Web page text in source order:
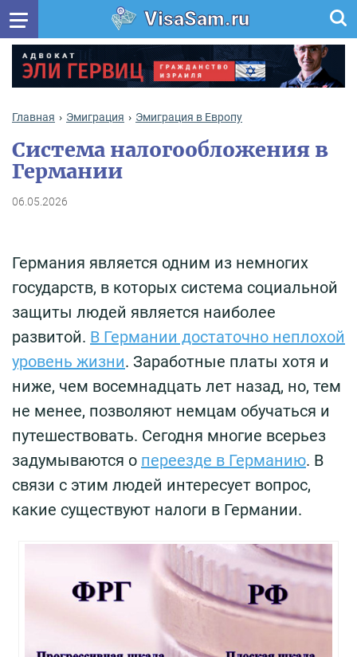
VisaSam.ru
Главная Эмиграция Эмиграция в Европу
Система налогообложения в
Германии
06.05.2026
Германия является одним из немногих
государств, в которых система социальной
защиты людей является наиболее
развитой. В Германии достаточно неплохой
уровень жизни. Заработные платы хотя и
ниже, чем восемнадцать лет назад, но, тем
не менее, позволяют немцам обучаться и
путешествовать. Сегодня многие всерьез
задумываются о переезде в Германию. В
связи с этим людей интересует вопрос,
какие существуют налоги в Германии.